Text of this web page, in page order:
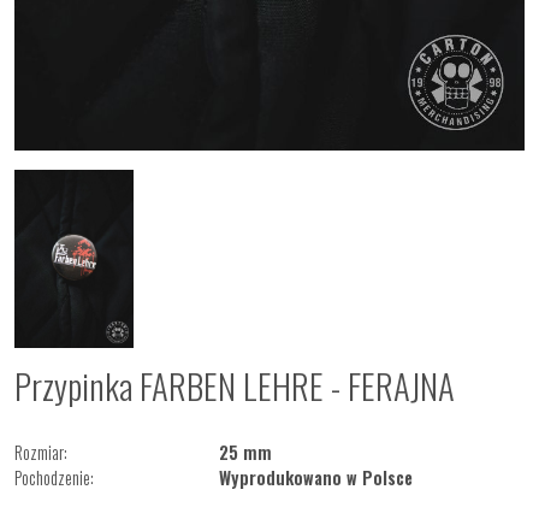
Przypinka FARBEN LEHRE - FERAJNA
Rozmiar:
25 mm
Pochodzenie:
Wyprodukowano w Polsce